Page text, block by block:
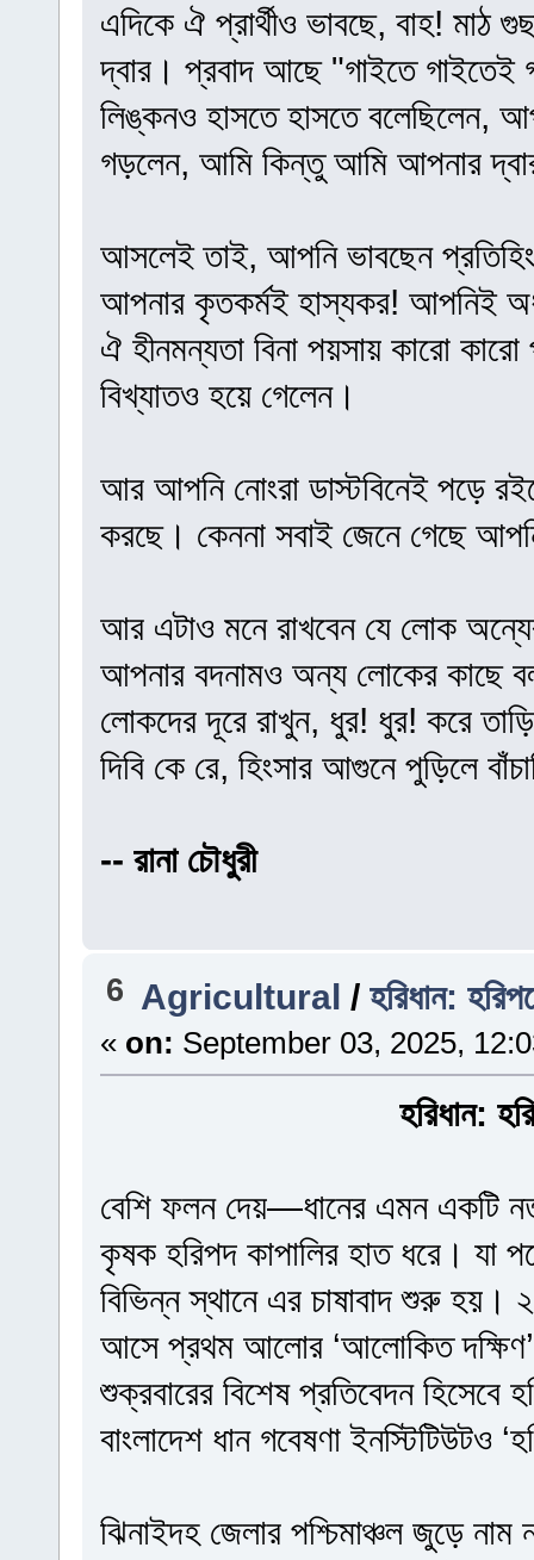
এদিকে ঐ প্রার্থীও ভাবছে, বাহ! মাঠ
দ্বার। প্রবাদ আছে "গাইতে গাইতেই
লিঙ্কনও হাসতে হাসতে বলেছিলেন,
গড়লেন, আমি কিন্তু আমি আপনার
আসলেই তাই, আপনি ভাবছেন
আপনার কৃতকর্মই হাস্যকর! আপনিই
ঐ হীনমন্যতা বিনা পয়সায় কারো
বিখ্যাতও হয়ে গেলেন।
আর আপনি নোংরা ডাস্টবিনেই পড়ে
করছে। কেননা সবাই জেনে গেছে
আর এটাও মনে রাখবেন যে লোক
আপনার বদনামও অন্য লোকের কাছে
লোকদের দূরে রাখুন, ধুর! ধুর! করে
দিবি কে রে, হিংসার আগুনে পুড়িলে
-- রানা চৌধুরী
6 Agricultural /হরিধান:
« on: September 03, 2025,
হরিধান:
বেশি ফলন দেয়—ধানের এমন একটি
কৃষক হরিপদ কাপালির হাত ধরে। যা
বিভিন্ন স্থানে এর চাষাবাদ শুরু
আসে প্রথম আলোর ‘আলোকিত
শুক্রবারের বিশেষ প্রতিবেদন
বাংলাদেশ ধান গবেষণা ইনস্টিটিউটও
ঝিনাইদহ জেলার পশ্চিমাঞ্চল জুড়ে